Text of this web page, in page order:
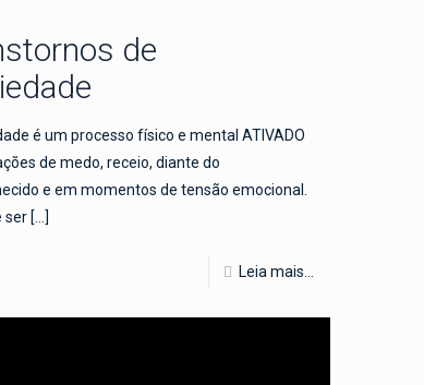
de
é um processo físico e mental ATIVADO
de medo, receio, diante do
e em momentos de tensão emocional.
ser […]
Leia mais...